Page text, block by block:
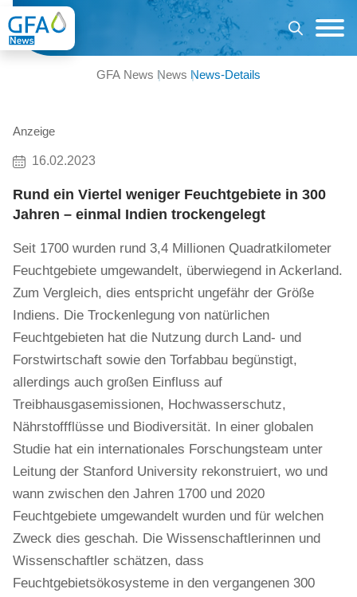
GFA News News News-Details
Anzeige
16.02.2023
Rund ein Viertel weniger Feuchtgebiete in 300
Jahren – einmal Indien trockengelegt
Seit 1700 wurden rund 3,4 Millionen Quadratkilometer
Feuchtgebiete umgewandelt, überwiegend in Ackerland.
Zum Vergleich, dies entspricht ungefähr der Größe
Indiens. Die Trockenlegung von natürlichen
Feuchtgebieten hat die Nutzung durch Land- und
Forstwirtschaft sowie den Torfabbau begünstigt,
allerdings auch großen Einfluss auf
Treibhausgasemissionen, Hochwasserschutz,
Nährstoffflüsse und Biodiversität. In einer globalen
Studie hat ein internationales Forschungsteam unter
Leitung der Stanford University rekonstruiert, wo und
wann zwischen den Jahren 1700 und 2020
Feuchtgebiete umgewandelt wurden und für welchen
Zweck dies geschah. Die Wissenschaftlerinnen und
Wissenschaftler schätzen, dass
Feuchtgebietsökosysteme in den vergangenen 300